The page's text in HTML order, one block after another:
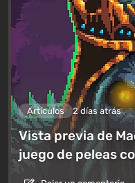
Artículos 2 días atrás
Vista previa de
juego de peleas